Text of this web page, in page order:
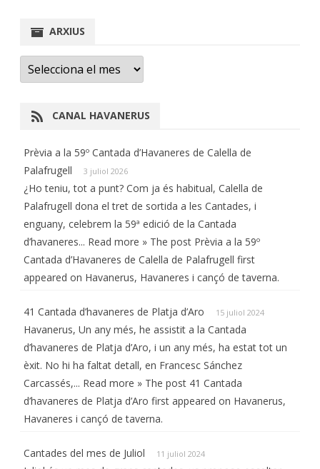
ARXIUS
Arxius
CANAL HAVANERUS
Prèvia a la 59º Cantada d’Havaneres de Calella de
Palafrugell
3 juliol 2026
¿Ho teniu, tot a punt? Com ja és habitual, Calella de
Palafrugell dona el tret de sortida a les Cantades, i
enguany, celebrem la 59ª edició de la Cantada
d’havaneres... Read more » The post Prèvia a la 59º
Cantada d’Havaneres de Calella de Palafrugell first
appeared on Havanerus, Havaneres i cançó de taverna.
41 Cantada d’havaneres de Platja d’Aro 15 juliol 2024
Havanerus, Un any més, he assistit a la Cantada
d’havaneres de Platja d’Aro, i un any més, ha estat tot un
èxit. No hi ha faltat detall, en Francesc Sánchez
Carcassés,... Read more » The post 41 Cantada
d’havaneres de Platja d’Aro first appeared on Havanerus,
Havaneres i cançó de taverna.
Cantades del mes de Juliol 11 juliol 2024